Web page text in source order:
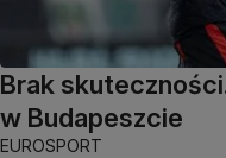
Brak
w Budapeszcie
EUROSPORT